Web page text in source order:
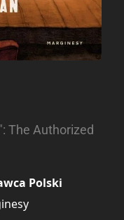
The Authorized
Polski